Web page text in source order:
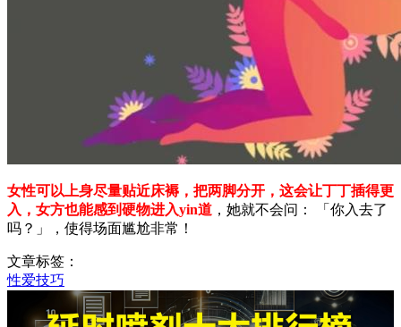
女性可以上身尽量贴近床褥，把两脚分开，这会让丁丁插得更
入，女方也能感到硬物进入yin道 ，她就不会问： 「你入去了
吗？」，使得场面尴尬非常！
文章标签：
性爱技巧